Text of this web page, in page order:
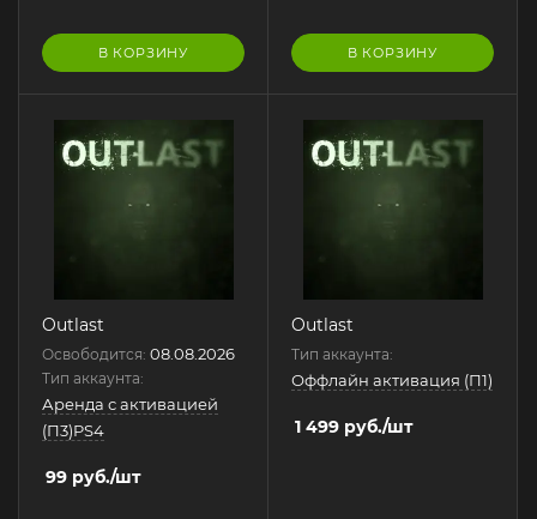
В КОРЗИНУ В КОРЗИНУ
Outlast
Освободится: 08.08.2026
Тип аккаунта:
Аренда с активацией
(П3)PS4
99 руб./шт
Outlast
Тип аккаунта:
Оффлайн активация (П1)
1 499 руб./шт